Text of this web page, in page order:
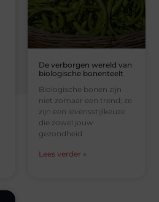
De verborgen wereld van
biologische bonenteelt
Biologische bonen zijn
niet zomaar een trend; ze
zijn een levensstijlkeuze
die zowel jouw
gezondheid
Lees verder »